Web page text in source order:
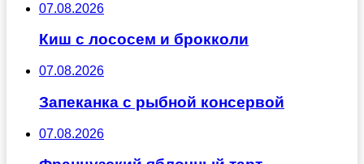
07.08.2026
Киш с лососем и брокколи
07.08.2026
Запеканка с рыбной консервой
07.08.2026